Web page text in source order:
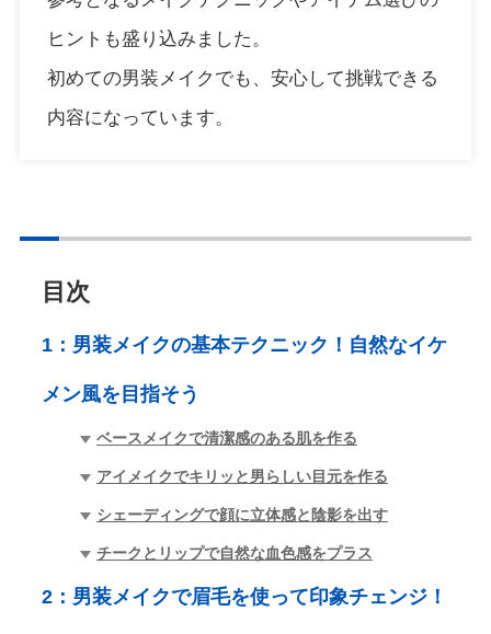
ヒントも盛り込みました。
初めての男装メイクでも、安心して挑戦できる
内容になっています。
目次
1： 男装メイクの基本テクニック！自然なイケ
メン風を目指そう
ベースメイクで清潔感のある肌を作る
アイメイクでキリッと男らしい目元を作る
シェーディングで顔に立体感と陰影を出す
チークとリップで自然な血色感をプラス
2： 男装メイクで眉毛を使って印象チェンジ！